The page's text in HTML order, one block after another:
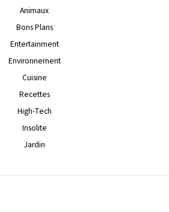
Animaux
Bons Plans
Entertainment
Environnement
Cuisine
Recettes
High-Tech
Insolite
Jardin